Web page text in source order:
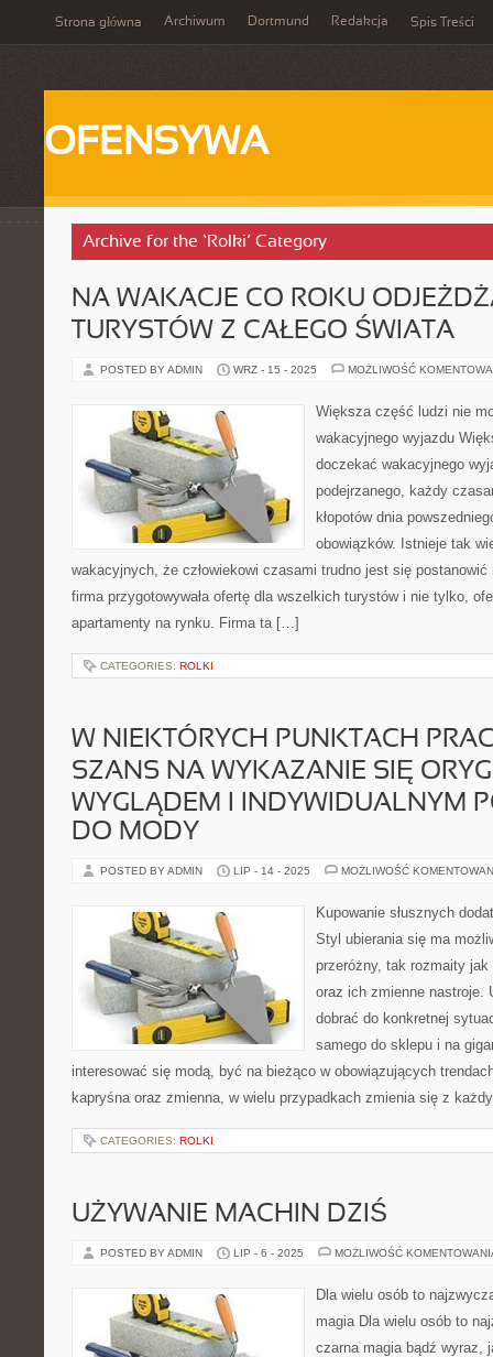
Strona główna Archiwum Dortmund Redakcja Spis Treści
OFENSYWA
Archive for the ‘Rolki’ Category
NA WAKACJE CO ROKU
TURYSTÓW Z CAŁEGO ŚWIATA
POSTED BY ADMIN WRZ - 15 - 2025 MOŻLIWOŚĆ
Większa część ludzi nie
wakacyjnego wyjazdu
doczekać wakacyjnego
podejrzanego, każdy
kłopotów dnia
obowiązków. Istnieje tak
wakacyjnych, że człowiekowi czasami trudno jest się
firma przygotowywała ofertę dla wszelkich turystów i nie tylko,
apartamenty na rynku. Firma ta […]
CATEGORIES: ROLKI
W NIEKTÓRYCH PUNKTACH
SZANS NA WYKAZANIE SIĘ
WYGLĄDEM I INDYWIDUALNYM
DO MODY
POSTED BY ADMIN LIP - 14 - 2025 MOŻLIWOŚĆ
Kupowanie słusznych
Styl ubierania się ma
przeróżny, tak rozmaity
oraz ich zmienne nastroje.
dobrać do konkretnej
samego do sklepu i na
interesować się modą, być na bieżąco w obowiązujących
kapryśna oraz zmienna, w wielu przypadkach zmienia się z
CATEGORIES: ROLKI
UŻYWANIE MACHIN DZIŚ
POSTED BY ADMIN LIP - 6 - 2025 MOŻLIWOŚĆ
Dla wielu osób to
magia Dla wielu osób to
czarna magia bądź wyraz,